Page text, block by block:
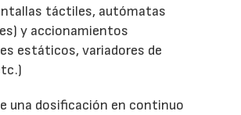
táctiles, autómatas
y accionamientos
estáticos, variadores de
una dosificación en continuo